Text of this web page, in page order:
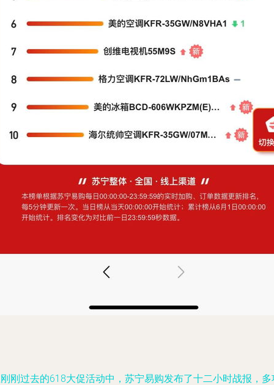
刚过去的618大促活动中，苏宁易购发布了十二小时战报，多